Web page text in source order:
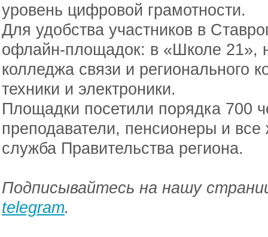
уровень цифровой грамотности.
Для удобства участников в
офлайн-площадок: в «Школе 21»,
колледжа связи и регионального
техники и электроники.
Площадки посетили порядка 700
преподаватели, пенсионеры и
служба Правительства региона.
Подписывайтесь на нашу
telegram.